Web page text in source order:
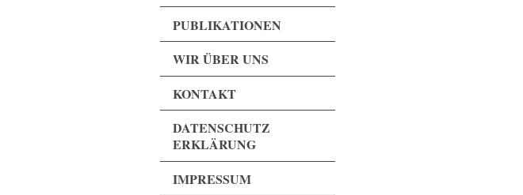
PUBLIKATIONEN
WIR ÜBER UNS
KONTAKT
DATENSCHUTZ
ERKLÄRUNG
IMPRESSUM